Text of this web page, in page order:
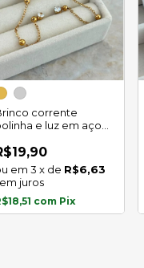
corrente
e luz em aço
3 x de R$6,63
juros
com Pix